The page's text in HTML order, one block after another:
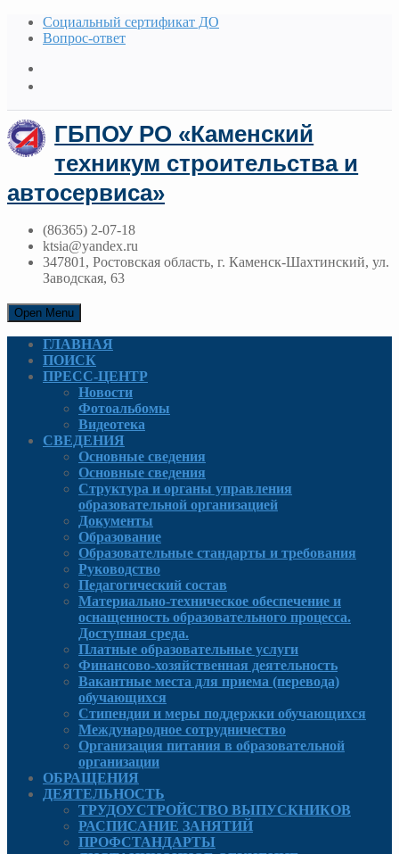
Социальный сертификат ДО
Вопрос-ответ
ГБПОУ РО «Каменский
техникум строительства и
автосервиса»
(86365) 2-07-18
ktsia@yandex.ru
347801, Ростовская область, г. Каменск-Шахтинский, ул.
Заводская, 63
Open Menu
ГЛАВНАЯ
ПОИСК
ПРЕСС-ЦЕНТР
Новости
Фотоальбомы
Видеотека
СВЕДЕНИЯ
Основные сведения
Основные сведения
Структура и органы управления
образовательной организацией
Документы
Образование
Образовательные стандарты и требования
Руководcтво
Педагогический состав
Материально-техническое обеспечение и
оснащенность образовательного процесса.
Доступная среда.
Платные образовательные услуги
Финансово-хозяйственная деятельность
Вакантные места для приема (перевода)
обучающихся
Стипендии и меры поддержки обучающихся
Международное сотрудничество
Организация питания в образовательной
организации
ОБРАЩЕНИЯ
ДЕЯТЕЛЬНОСТЬ
ТРУДОУСТРОЙСТВО ВЫПУСКНИКОВ
РАСПИСАНИЕ ЗАНЯТИЙ
ПРОФСТАНДАРТЫ